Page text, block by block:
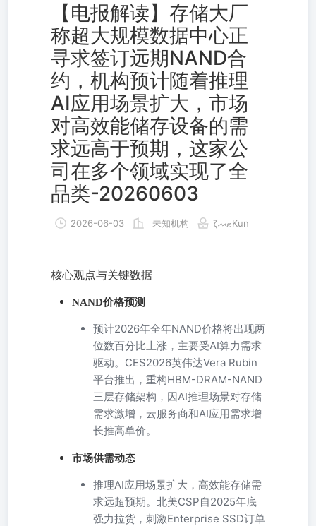
【电报解读】存储大厂
称超大规模数据中心正
寻求签订远期NAND合
约，机构预计随着推理
AI应用场景扩大，市场
对高效能储存设备的需
求远高于预期，这家公
司在多个领域实现了全
品类-20260603
2026-06-03 未知机构 ζޓއއKun
核心观点与关键数据
NAND价格预测
预计2026年全年NAND价格将出现两
位数百分比上涨，主要受AI算力需求
驱动。CES2026英伟达Vera Rubin
平台推出，重构HBM-DRAM-NAND
三层存储架构，因AI推理场景对存储
需求激增，云服务商和AI应用需求增
长推高单价。
市场供需动态
推理AI应用场景扩大，高效能存储需
求远超预期。北美CSP自2025年底
强力拉货，刺激Enterprise SSD订单